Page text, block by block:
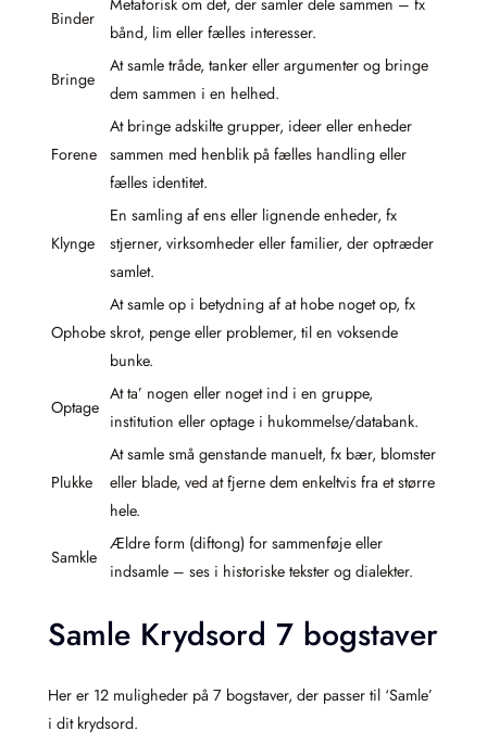
Binder
Metaforisk om det, der samler dele sammen – fx
bånd, lim eller fælles interesser.
Bringe
At samle tråde, tanker eller argumenter og bringe
dem sammen i en helhed.
Forene
At bringe adskilte grupper, ideer eller enheder
sammen med henblik på fælles handling eller
fælles identitet.
Klynge
En samling af ens eller lignende enheder, fx
stjerner, virksomheder eller familier, der optræder
samlet.
Ophobe
At samle op i betydning af at hobe noget op, fx
skrot, penge eller problemer, til en voksende
bunke.
Optage
At ta’ nogen eller noget ind i en gruppe,
institution eller optage i hukommelse/databank.
Plukke
At samle små genstande manuelt, fx bær, blomster
eller blade, ved at fjerne dem enkeltvis fra et større
hele.
Samkle
Ældre form (diftong) for sammenføje eller
indsamle – ses i historiske tekster og dialekter.
Samle Krydsord 7 bogstaver
Her er 12 muligheder på 7 bogstaver, der passer til ‘Samle’
i dit krydsord.